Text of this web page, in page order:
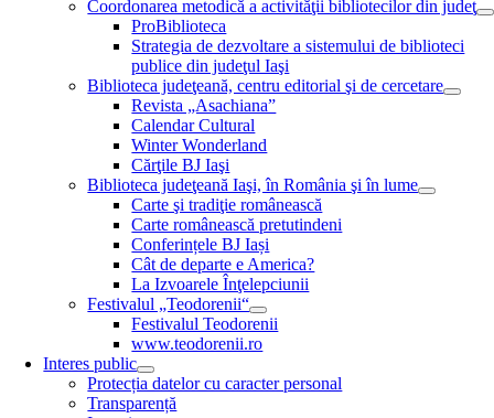
Coordonarea metodică a activităţii bibliotecilor din judeţ
ProBiblioteca
Strategia de dezvoltare a sistemului de biblioteci
publice din judeţul Iaşi
Biblioteca judeţeană, centru editorial şi de cercetare
Revista „Asachiana”
Calendar Cultural
Winter Wonderland
Cărţile BJ Iaşi
Biblioteca judeţeană Iaşi, în România şi în lume
Carte şi tradiţie românească
Carte românească pretutindeni
Conferințele BJ Iași
Cât de departe e America?
La Izvoarele Înţelepciunii
Festivalul „Teodorenii“
Festivalul Teodorenii
www.teodorenii.ro
Interes public
Protecția datelor cu caracter personal
Transparență